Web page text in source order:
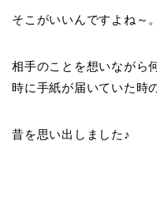
そこがいいんですよね～。
相手のことを想いながら
時に手紙が届いていた時
昔を思い出しました♪